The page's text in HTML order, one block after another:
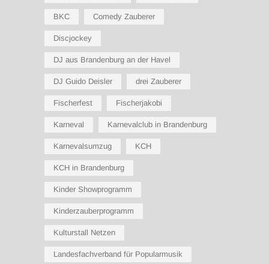
BKC Comedy Zauberer
Discjockey
DJ aus Brandenburg an der Havel
DJ Guido Deisler drei Zauberer
Fischerfest Fischerjakobi
Karneval Karnevalclub in Brandenburg
Karnevalsumzug KCH
KCH in Brandenburg
Kinder Showprogramm
Kinderzauberprogramm
Kulturstall Netzen
Landesfachverband für Popularmusik